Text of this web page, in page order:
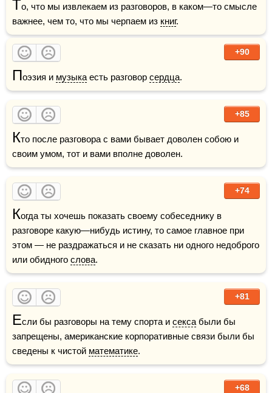
То, что мы извлекаем из разговоров, в каком—то смысле
важнее, чем то, что мы черпаем из книг.
+90
Поэзия и музыка есть разговор сердца.
+85
Кто после разговора с вами бывает доволен собою и
своим умом, тот и вами вполне доволен.
+74
Когда ты хочешь показать своему собеседнику в
разговоре какую—нибудь истину, то самое главное при
этом — не раздражаться и не сказать ни одного недоброго
или обидного слова.
+81
Если бы разговоры на тему спорта и секса были бы
запрещены, американские корпоративные связи были бы
сведены к чистой математике.
+68